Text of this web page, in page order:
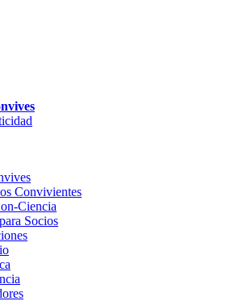
Convivientes
Ciencia
Socios